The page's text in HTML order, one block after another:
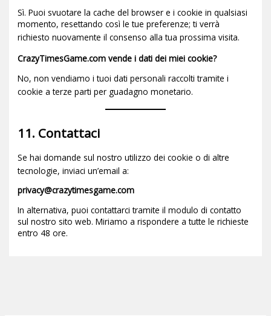
Sì. Puoi svuotare la cache del browser e i cookie in qualsiasi
momento, resettando così le tue preferenze; ti verrà
richiesto nuovamente il consenso alla tua prossima visita.
CrazyTimesGame.com vende i dati dei miei cookie?
No, non vendiamo i tuoi dati personali raccolti tramite i
cookie a terze parti per guadagno monetario.
11. Contattaci
Se hai domande sul nostro utilizzo dei cookie o di altre
tecnologie, inviaci un’email a:
privacy@crazytimesgame.com
In alternativa, puoi contattarci tramite il modulo di contatto
sul nostro sito web. Miriamo a rispondere a tutte le richieste
entro 48 ore.